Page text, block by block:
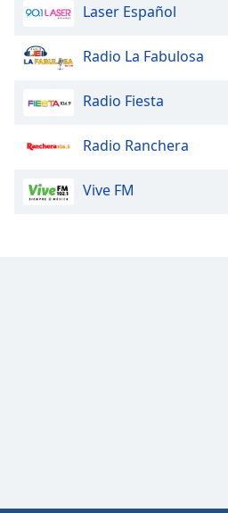
Laser Español
Radio La Fabulosa
Radio Fiesta
Radio Ranchera
Vive FM